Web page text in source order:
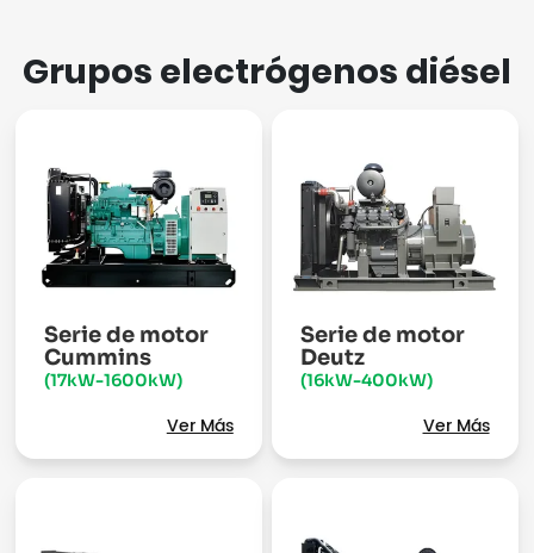
Grupos electrógenos diésel
Serie de motor
Cummins
(17kW-1600kW)
Ver Más
Serie de motor
Deutz
(16kW-400kW)
Ver Más